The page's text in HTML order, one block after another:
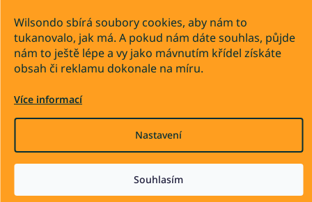
Wilsondo sbírá soubory cookies, aby nám to
tukanovalo, jak má. A pokud nám dáte souhlas, půjde
nám to ještě lépe a vy jako mávnutím křídel získáte
obsah či reklamu dokonale na míru.
Více informací
Nastavení
Souhlasím
Převod Dobírka
Wilsondo.cz
. Všechna práva vyhrazena.
Upravit nastavení cookies